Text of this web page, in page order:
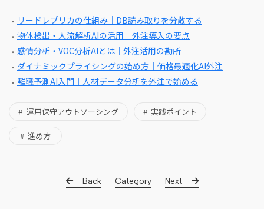
リードレプリカの仕組み｜DB読み取りを分散する
物体検出・人流解析AIの活用｜外注導入の要点
感情分析・VOC分析AIとは｜外注活用の勘所
ダイナミックプライシングの始め方｜価格最適化AI外注
離職予測AI入門｜人材データ分析を外注で始める
運用保守アウトソーシング 実践ポイント
進め方
Back Category Next